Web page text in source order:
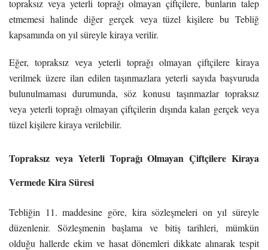
topraksız veya yeterli toprağı olmayan çiftçilere, bunların talep
etmemesi halinde diğer gerçek veya tüzel kişilere bu Tebliğ
kapsamında on yıl süreyle kiraya verilir.
Eğer, topraksız veya yeterli toprağı olmayan çiftçilere kiraya
verilmek üzere ilan edilen taşınmazlara yeterli sayıda başvuruda
bulunulmaması durumunda, söz konusu taşınmazlar topraksız
veya yeterli toprağı olmayan çiftçilerin dışında kalan gerçek veya
tüzel kişilere kiraya verilebilir.
Topraksız veya Yeterli Toprağı Olmayan Çiftçilere Kiraya
Vermede Kira Süresi
Tebliğin 11. maddesine göre, kira sözleşmeleri on yıl süreyle
düzenlenir. Sözleşmenin başlama ve bitiş tarihleri, mümkün
olduğu hallerde ekim ve hasat dönemleri dikkate alınarak tespit